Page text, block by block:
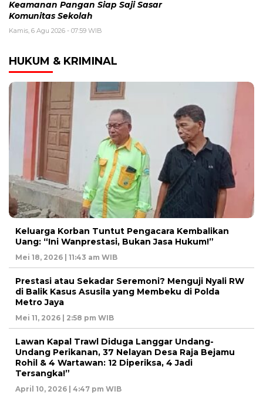
Keamanan Pangan Siap Saji Sasar
Komunitas Sekolah
Kamis, 6 Agu 2026 - 07:59 WIB
HUKUM & KRIMINAL
Keluarga Korban Tuntut Pengacara Kembalikan
Uang: “Ini Wanprestasi, Bukan Jasa Hukum!”
Mei 18, 2026 | 11:43 am WIB
Prestasi atau Sekadar Seremoni? Menguji Nyali RW
di Balik Kasus Asusila yang Membeku di Polda
Metro Jaya
Mei 11, 2026 | 2:58 pm WIB
Lawan Kapal Trawl Diduga Langgar Undang-
Undang Perikanan, 37 Nelayan Desa Raja Bejamu
Rohil & 4 Wartawan: 12 Diperiksa, 4 Jadi
Tersangka!”
April 10, 2026 | 4:47 pm WIB